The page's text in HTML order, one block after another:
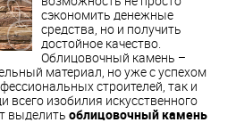
сэкономить денежные
средства, но и получить
достойное качество.
Облицовочный камень –
материал, но уже с успехом
строителей, так и
всего изобилия искусственного
выделить облицовочный камень